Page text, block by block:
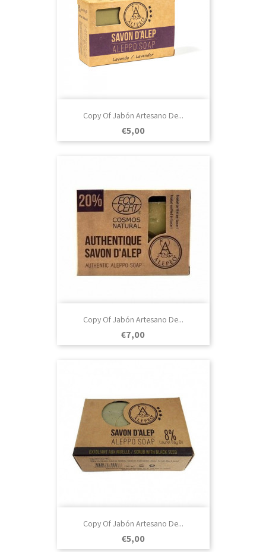
Copy Of Jabón Artesano De...
Prezo
€5,00
Copy Of Jabón Artesano De...
Prezo
€7,00
Copy Of Jabón Artesano De...
Prezo
€5,00